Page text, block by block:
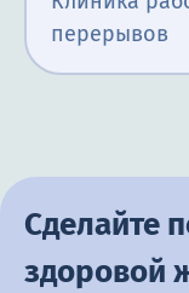
перерывов
Сделайте
здоровой